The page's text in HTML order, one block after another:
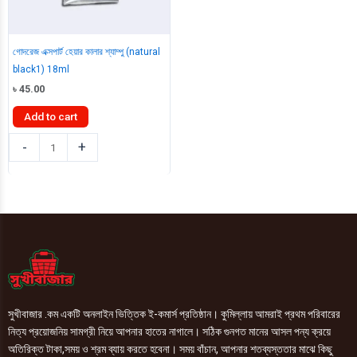
গোদরেজ এক্সপার্ট হেয়ার কালার শ্যাম্পু (natural
black1) 18ml
৳ 45.00
Add to cart
-
এক্সপার্ট
শ্যাম্পু
18ml
quantity
+
সুখীবাজার .কম একটি অনলাইন ভিত্তিক ই-কমার্স প্রতিষ্ঠান। কুমিল্লায় আমরাই প্রথম পরিবারের
নিত্য প্রয়োজনিয় সামগ্রী নিয়ে আপনার হাতের নাগালে। সঠিক গুনগত মানের আসল পন্য ক্রয়ে
অতিরিক্ত টাকা,সময় ও শ্রম ব্যায় করতে হবেনা। সময় বাঁচান, আপনার শতব্যস্ততার মাঝে কিছু